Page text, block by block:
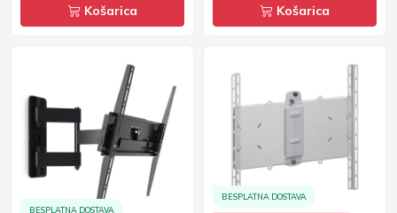
Košarica Košarica
BESPLATNA DOSTAVA
BESPLATNA DOSTAVA